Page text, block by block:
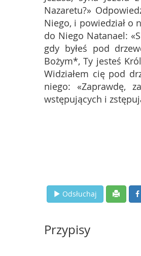
Nazaretu?»
Niego, i powiedział o
do Niego Natanael:
gdy byłeś pod
Bożym*, Ty jesteś
Widziałem cię pod
niego: «Zaprawdę,
wstępujących i
Odsłuchaj
Przypisy